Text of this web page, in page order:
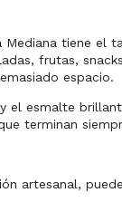
Mediana tiene el
frutas,
espacio.
el esmalte
terminan
artesanal,